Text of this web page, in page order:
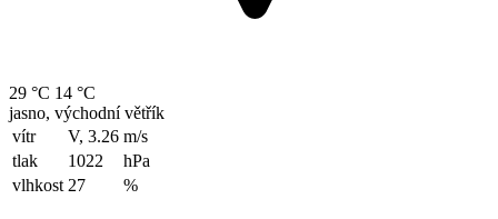
29 °C 14 °C
jasno, východní větřík
vítr
V, 3.26 m/s
tlak
1022
hPa
vlhkost 27 %